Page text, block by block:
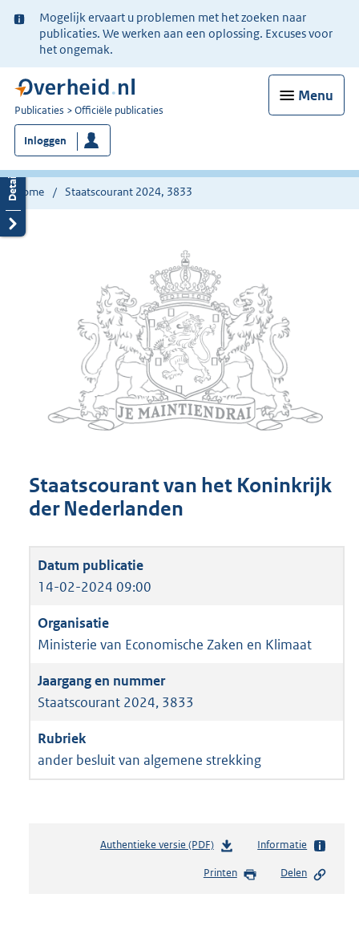
Ter
informatie:
Mogelijk ervaart u problemen met het zoeken naar
publicaties. We werken aan een oplossing. Excuses voor
het ongemak.
Menu
U
bent
nu
hier:
Publicaties Officiële publicaties
Inloggen
Home Staatscourant 2024, 3833
Staatscourant van het Koninkrijk
der Nederlanden
14-02-2024 09:00
Ministerie van Economische Zaken en Klimaat
Staatscourant 2024, 3833
ander besluit van algemene strekking
Authentieke versie (PDF)b
s
Informatie
Printen Delen